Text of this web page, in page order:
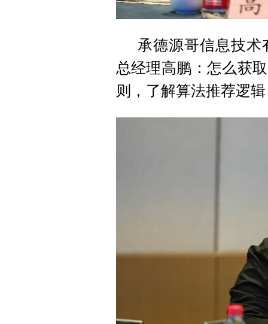
承德源哥信息技
总经理高鹏：怎么获
则，了解算法推荐逻